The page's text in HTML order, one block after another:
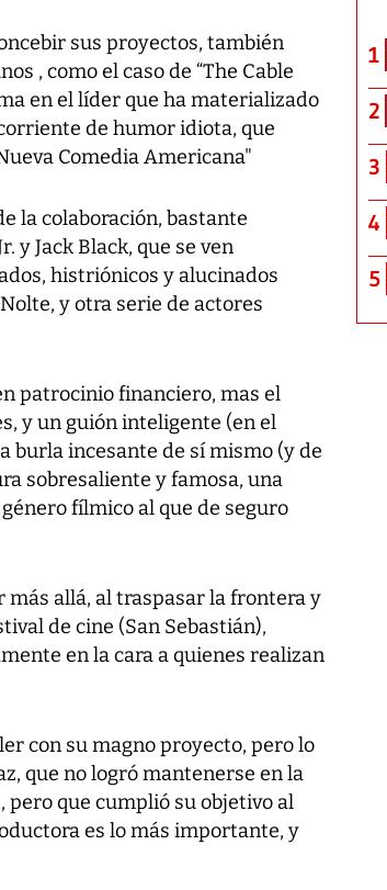
sus proyectos, también
, como el caso de “The Cable
en el líder que ha materializado
de humor idiota, que
Comedia Americana"
la colaboración, bastante
y Jack Black, que se ven
histriónicos y alucinados
y otra serie de actores
patrocinio financiero, mas el
y un guión inteligente (en el
burla incesante de sí mismo (y de
sobresaliente y famosa, una
fílmico al que de seguro
más allá, al traspasar la frontera y
de cine (San Sebastián),
en la cara a quienes realizan
con su magno proyecto, pero lo
que no logró mantenerse en la
pero que cumplió su objetivo al
es lo más importante, y
1
2
3
4
5